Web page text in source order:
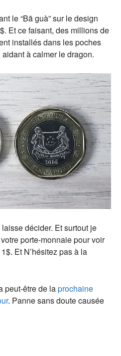
le “Bā guà” sur le design
Et ce faisant, des millions de
installés dans les poches
à calmer le dragon.
décider. Et surtout je
porte-monnaie pour voir
Et N’hésitez pas à la
peut-être de laprochaine
. Panne sans doute causée